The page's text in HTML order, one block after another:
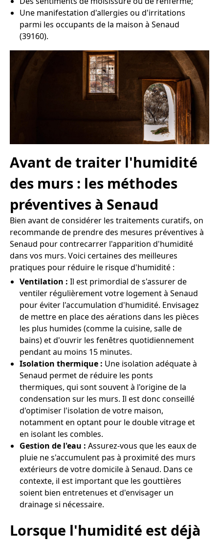
Une manifestation d'allergies ou d'irritations
parmi les occupants de la maison à Senaud
(39160).
Avant de traiter l'humidité
des murs : les méthodes
préventives à Senaud
Bien avant de considérer les traitements curatifs, on
recommande de prendre des mesures préventives à
Senaud pour contrecarrer l'apparition d'humidité
dans vos murs. Voici certaines des meilleures
pratiques pour réduire le risque d'humidité :
Ventilation : Il est primordial de s'assurer de
ventiler régulièrement votre logement à Senaud
pour éviter l'accumulation d'humidité. Envisagez
de mettre en place des aérations dans les pièces
les plus humides (comme la cuisine, salle de
bains) et d'ouvrir les fenêtres quotidiennement
pendant au moins 15 minutes.
Isolation thermique : Une isolation adéquate à
Senaud permet de réduire les ponts
thermiques, qui sont souvent à l'origine de la
condensation sur les murs. Il est donc conseillé
d'optimiser l'isolation de votre maison,
notamment en optant pour le double vitrage et
en isolant les combles.
Gestion de l'eau : Assurez-vous que les eaux de
pluie ne s'accumulent pas à proximité des murs
extérieurs de votre domicile à Senaud. Dans ce
contexte, il est important que les gouttières
soient bien entretenues et d'envisager un
drainage si nécessaire.
Lorsque l'humidité est déjà